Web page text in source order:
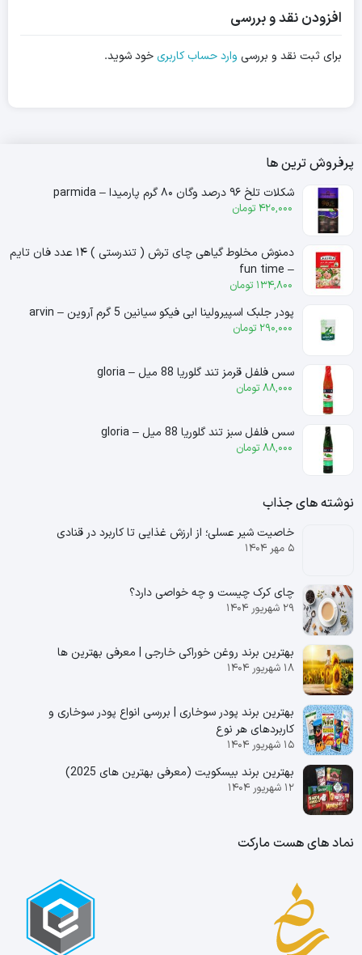
افزودن نقد و بررسی
برای ثبت نقد و بررسی وارد حساب کاربریخود شوید.
پرفروش ترین ها
شکلات تلخ ۹۶ درصد وگان ۸۰ گرم پارمیدا – parmida
420,000 تومان
دمنوش مخلوط گیاهی چای ترش ( تندرستی ) ۱۴ عدد فان تایم
– fun time
134,800 تومان
پودر جلبک اسپیرولینا ابی فیکو سیانین 5 گرم آروین – arvin
290,000 تومان
سس فلفل قرمز تند گلوریا 88 میل – gloria
88,000 تومان
سس فلفل سبز تند گلوریا 88 میل – gloria
88,000 تومان
نوشته های جذاب
خاصیت شیر عسلی؛ از ارزش غذایی تا کاربرد در قنادی
۵ مهر ۱۴۰۴
چای کرک چیست و چه خواصی دارد؟
۲۹ شهریور ۱۴۰۴
بهترین برند روغن خوراکی خارجی | معرفی بهترین ها
۱۸ شهریور ۱۴۰۴
بهترین برند پودر سوخاری | بررسی انواع پودر سوخاری و
کاربردهای هر نوع
۱۵ شهریور ۱۴۰۴
بهترین برند بیسکویت (معرفی بهترین‌ های 2025)
۱۲ شهریور ۱۴۰۴
نماد های هست مارکت